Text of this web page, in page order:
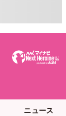
ニュース